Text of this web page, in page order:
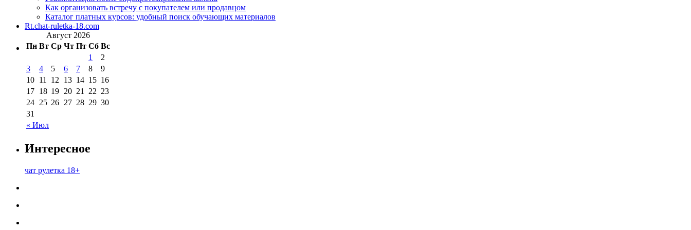
Как организовать встречу с покупателем или продавцом
Каталог платных курсов: удобный поиск обучающих материалов
Rt.chat-ruletka-18.com
Август 2026
Пн Вт Ср Чт Пт Сб Вс
« Июл
1
2
3
4 5 6 7 8
9
10 11 12 13 14 15 16
17 18 19 20 21 22 23
24 25 26 27 28 29 30
31
Интересное
чат рулетка 18+